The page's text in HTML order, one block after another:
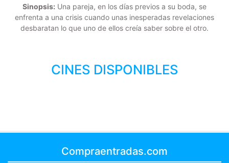
Sinopsis: Una pareja, en los días previos a su boda, se
enfrenta a una crisis cuando unas inesperadas revelaciones
desbaratan lo que uno de ellos creía saber sobre el otro.
CINES DISPONIBLES
Compraentradas.com